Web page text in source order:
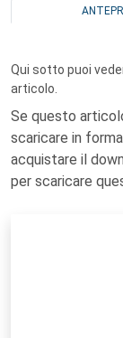
Qui sotto puoi
articolo.
Se questo
scaricare in
acquistare il
per scaricare